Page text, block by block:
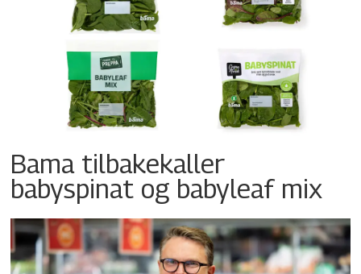
Bama tilbakekaller
babyspinat og babyleaf mix